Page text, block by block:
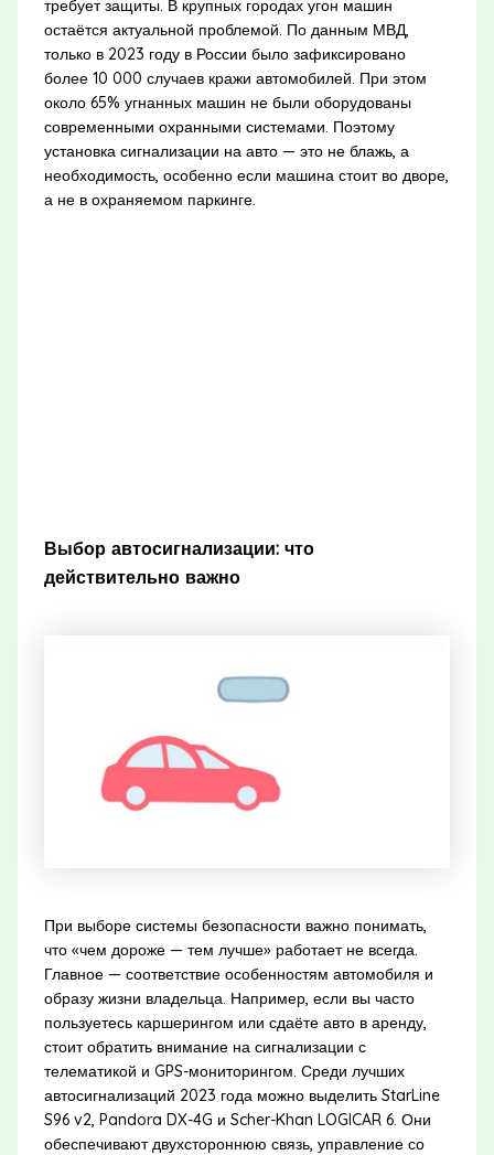
требует защиты. В крупных городах угон машин
остаётся актуальной проблемой. По данным МВД,
только в 2023 году в России было зафиксировано
более 10 000 случаев кражи автомобилей. При этом
около 65% угнанных машин не были оборудованы
современными охранными системами. Поэтому
установка сигнализации на авто — это не блажь, а
необходимость, особенно если машина стоит во дворе,
а не в охраняемом паркинге.
Выбор автосигнализации: что
действительно важно
При выборе системы безопасности важно понимать,
что «чем дороже — тем лучше» работает не всегда.
Главное — соответствие особенностям автомобиля и
образу жизни владельца. Например, если вы часто
пользуетесь каршерингом или сдаёте авто в аренду,
стоит обратить внимание на сигнализации с
телематикой и GPS-мониторингом. Среди лучших
автосигнализаций 2023 года можно выделить StarLine
S96 v2, Pandora DX-4G и Scher-Khan LOGICAR 6. Они
обеспечивают двухстороннюю связь, управление со